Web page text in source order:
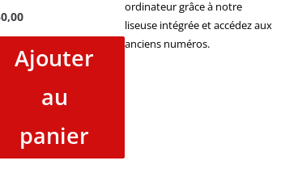
Ajouter
au
panier
ordinateur grâce à notre
liseuse intégrée et accédez aux
anciens numéros.